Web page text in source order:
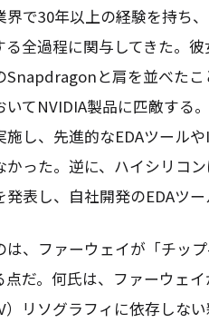
界で30年以上の経験を持ち
る全過程に関与してきた。
Snapdragonと肩を並べた
いてNVIDIA製品に匹敵する
施し、先進的なEDAツール
かった。逆に、ハイシリコ
表し、自社開発のEDAツ
は、ファーウェイが「チッ
点だ。何氏は、ファーウェ
）リソグラフィに依存しな